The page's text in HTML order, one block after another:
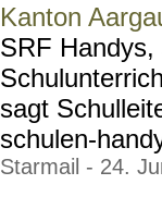
Kanton
SRF
sagt
schulen-
Starmail - 24.